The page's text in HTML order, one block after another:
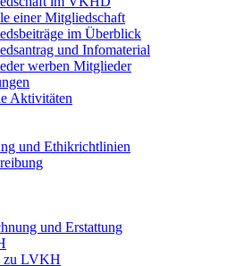
einer Mitgliedschaft
im Überblick
und Infomaterial
werben Mitglieder
Aktivitäten
und Ethikrichtlinien
und Erstattung
zu LVKH